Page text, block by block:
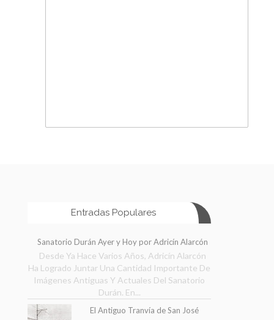
Entradas Populares
Sanatorio Durán Ayer y Hoy por Adricín Alarcón
Desde Ya Hace Varios Años, Adricín Alarcón
Ha Logrado Juntar Una Cantidad Importante De
Imágenes Antiguas Y Actuales Del Sanatorio
Durán. En...
El Antiguo Tranvía de San José